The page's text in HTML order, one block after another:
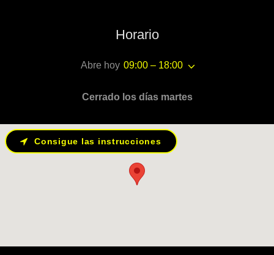
Horario
Abre hoy 09:00 – 18:00
Cerrado los días martes
Consigue las instrucciones